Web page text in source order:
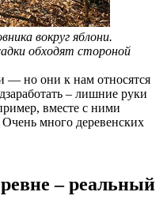
вокруг яблони.
обходят стороной
— но они к нам относятся
– лишние руки
вместе с ними
много деревенских
– реальный